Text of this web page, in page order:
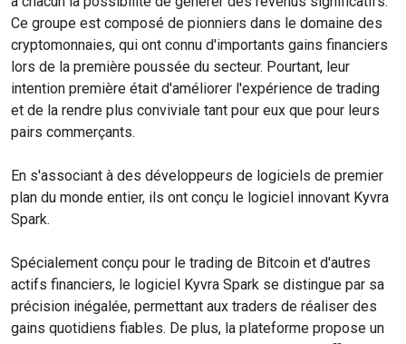
Ce groupe est composé de pionniers dans le domaine des
cryptomonnaies, qui ont connu d'importants gains financiers
lors de la première poussée du secteur. Pourtant, leur
intention première était d'améliorer l'expérience de trading
et de la rendre plus conviviale tant pour eux que pour leurs
pairs commerçants.
En s'associant à des développeurs de logiciels de premier
plan du monde entier, ils ont conçu le logiciel innovant Kyvra
Spark.
Spécialement conçu pour le trading de Bitcoin et d'autres
actifs financiers, le logiciel Kyvra Spark se distingue par sa
précision inégalée, permettant aux traders de réaliser des
gains quotidiens fiables. De plus, la plateforme propose un